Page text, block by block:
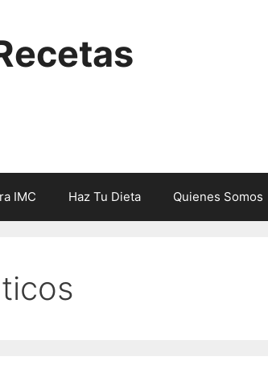
IMC Haz Tu Dieta Quienes Somos